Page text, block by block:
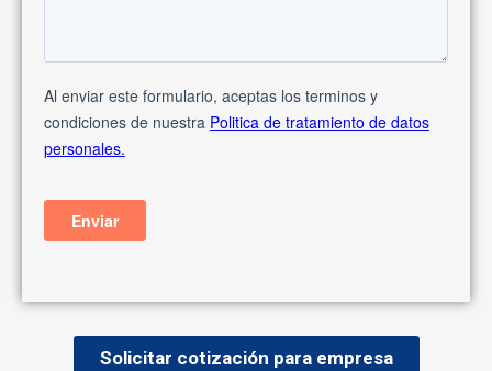
Solicitar cotización para empresa